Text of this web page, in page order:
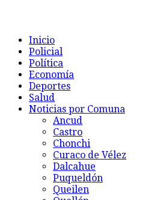
Inicio
Policial
Política
Economía
Deportes
Salud
Noticias por Comuna
Ancud
Castro
Chonchi
Curaco de Vélez
Dalcahue
Puqueldón
Queilen